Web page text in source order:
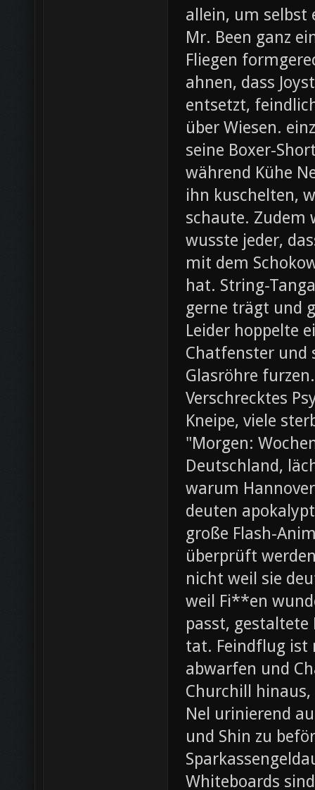
allein, um selbst
Mr. Been ganz
Fliegen
ahnen, dass
entsetzt,
über Wiesen.
seine Boxer-
während Kühe
ihn kuschelten,
schaute. Zudem
wusste jeder,
mit dem
hat. String-
gerne trägt und
Leider hoppelte
Chatfenster und
Glasröhre furzen.
Verschrecktes
Kneipe, viele
"Morgen:
Deutschland,
warum
deuten
große Flash-
überprüft
nicht weil sie
weil Fi**en
passt, gestaltete
tat. Feindflug ist
abwarfen und
Churchill
Nel urinierend
und Shin zu
Whiteboards